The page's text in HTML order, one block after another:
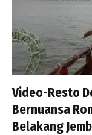
Video-Resto
Bernuansa
Belakang